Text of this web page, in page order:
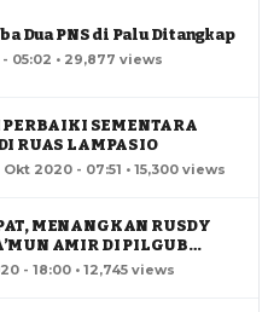
Dua PNS di Palu Ditangkap
05:02 • 29,877 views
SEMENTARA
RUAS LAMPASIO
2020 - 07:51 • 15,300 views
MENANGKAN RUSDY
AMIR DI PILGUB
- 18:00 • 12,745 views